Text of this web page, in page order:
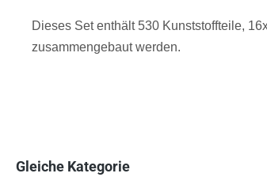
Dieses Set enthält 530 Kunststoffteile,
zusammengebaut werden.
Gleiche Kategorie